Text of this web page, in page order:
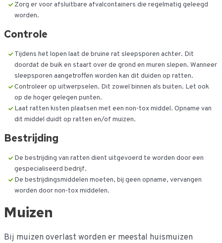
Zorg er voor afsluitbare afvalcontainers die regelmatig geleegd
worden.
Controle
Tijdens het lopen laat de bruine rat sleepsporen achter. Dit
doordat de buik en staart over de grond en muren slepen. Wanneer
sleepsporen aangetroffen worden kan dit duiden op ratten.
Controleer op uitwerpselen. Dit zowel binnen als buiten. Let ook
op de hoger gelegen punten.
Laat ratten kisten plaatsen met een non-tox middel. Opname van
dit middel duidt op ratten en/of muizen.
Bestrijding
De bestrijding van ratten dient uitgevoerd te worden door een
gespecialiseerd bedrijf.
De bestrijdingsmiddelen moeten, bij geen opname, vervangen
worden door non-tox middelen.
Muizen
Bij muizen overlast worden er meestal huismuizen